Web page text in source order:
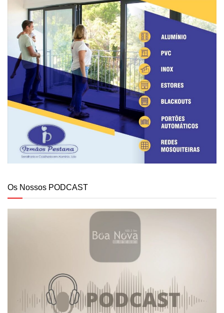
Os Nossos PODCAST